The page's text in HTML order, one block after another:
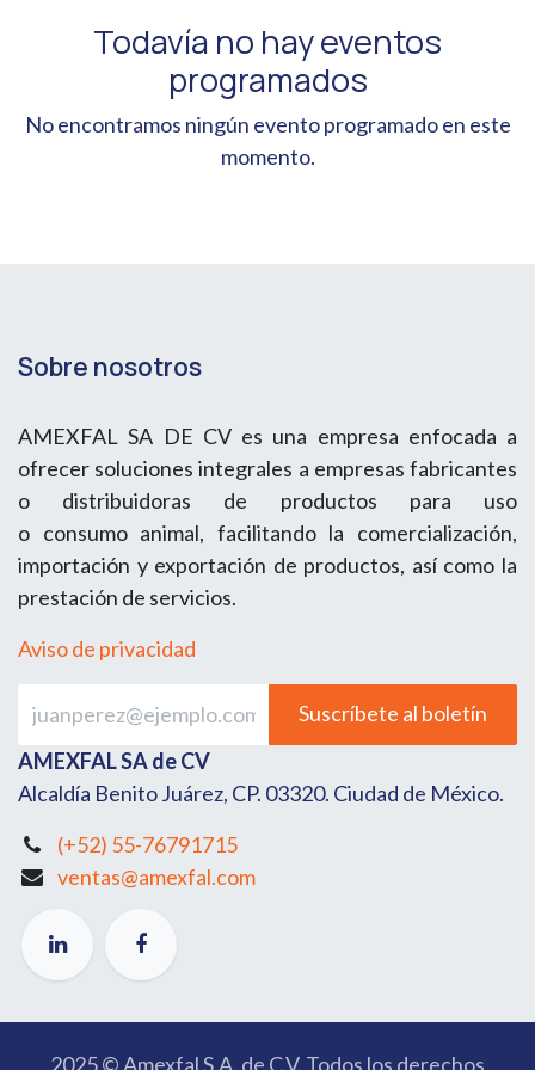
Todavía no hay eventos
programados
No encontramos ningún evento programado en este
momento.
Sobre nosotros
AMEXFAL SA DE CV es una empresa enfocada a
ofrecer soluciones integrales a empresas fabricantes
o distribuidoras de productos para uso
o consumo animal, facilitando la comercialización,
importación y exportación de productos, así como la
prestación de servicios.
Aviso de privacidad
Suscríbete al boletín
AMEXFAL SA de CV
Alcaldía Benito Juárez, CP. 03320. Ciudad de México.
(+52) 55-76791715
ventas@amexfal.com
2025 © Amexfal S.A. de C.V. Todos los derechos